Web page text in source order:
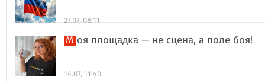
27.07, 08:11
Моя площадка — не сцена, а поле боя!
14.07, 11:40